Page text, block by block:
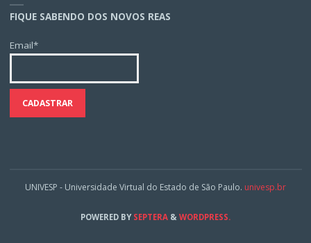
FIQUE SABENDO DOS NOVOS REAS
Email*
UNIVESP - Universidade Virtual do Estado de São Paulo. univesp.br
POWERED BYSEPTERA & WORDPRESS.